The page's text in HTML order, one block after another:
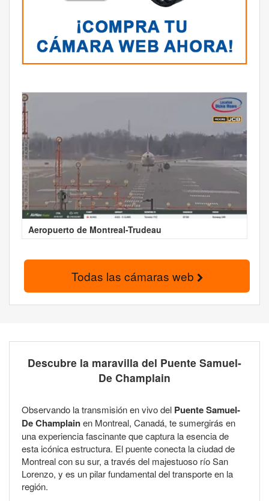
Aeropuerto de Montreal-Trudeau
Todas las cámaras web
Descubre la maravilla del Puente Samuel-
De Champlain
Observando la transmisión en vivo del Puente Samuel-
De Champlainen Montreal, Canadá, te sumergirás en
una experiencia fascinante que captura la esencia de
esta icónica estructura. El puente conecta la ciudad de
Montreal con su sur, a través del majestuoso río San
Lorenzo, y es un pilar fundamental del transporte en la
región.